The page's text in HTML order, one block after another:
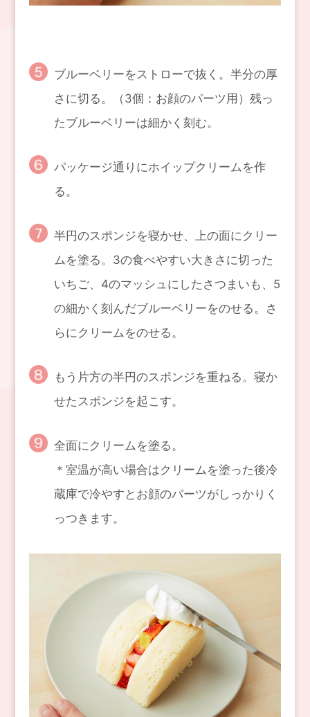
ブルーベリーをストローで抜く。半分の厚
さに切る。（3個：お顔のパーツ用）残っ
たブルーベリーは細かく刻む。
パッケージ通りにホイップクリームを作
る。
半円のスポンジを寝かせ、上の面にクリー
ムを塗る。3の食べやすい大きさに切った
いちご、4のマッシュにしたさつまいも、5
の細かく刻んだブルーベリーをのせる。さ
らにクリームをのせる。
もう片方の半円のスポンジを重ねる。寝か
せたスポンジを起こす。
全面にクリームを塗る。
＊室温が高い場合はクリームを塗った後冷
蔵庫で冷やすとお顔のパーツがしっかりく
っつきます。